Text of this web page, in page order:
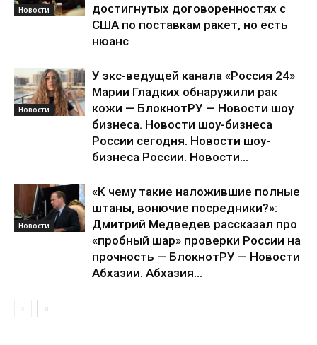
Новости
достигнутых договоренностях с
США по поставкам ракет, но есть
нюанс
Новости
У экс-ведущей канала «Россия 24»
Марии Гладких обнаружили рак
кожи — БлокнотРУ — Новости шоу
бизнеса. Новости шоу-бизнеса
России сегодня. Новости шоу-
бизнеса России. Новости...
Новости
«К чему такие наложившие полные
штаны, вонючие посредники?»:
Дмитрий Медведев рассказал про
«пробный шар» проверки России на
прочность — БлокнотРУ — Новости
Абхазии. Абхазия...